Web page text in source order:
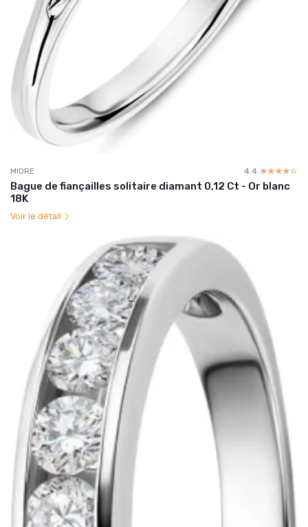
MIORE 4.4 ☆☆☆☆☆
★★★★★
Bague de fiançailles solitaire diamant 0,12 Ct - Or blanc
18K
Voir le détail